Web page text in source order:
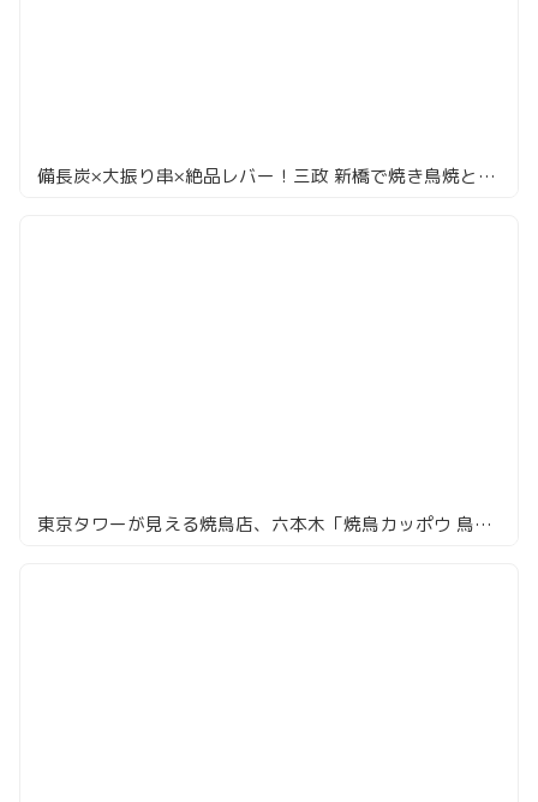
備長炭×大振り串×絶品レバー！三政 新橋で焼き鳥焼とん食べるなら「三政」
東京タワーが見える焼鳥店、六本木「焼鳥カッポウ 鳥耀」